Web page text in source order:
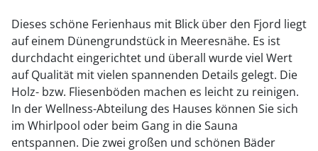
Dieses schöne Ferienhaus mit Blick über den Fjord liegt
auf einem Dünengrundstück in Meeresnähe. Es ist
durchdacht eingerichtet und überall wurde viel Wert
auf Qualität mit vielen spannenden Details gelegt. Die
Holz- bzw. Fliesenböden machen es leicht zu reinigen.
In der Wellness-Abteilung des Hauses können Sie sich
im Whirlpool oder beim Gang in die Sauna
entspannen. Die zwei großen und schönen Bäder